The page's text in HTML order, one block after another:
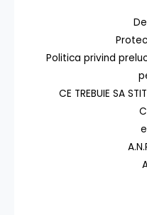
Politica privind
CE TREBUIE SA